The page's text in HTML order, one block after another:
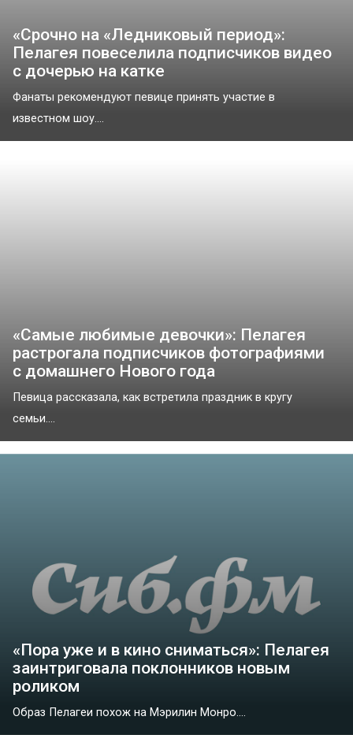
«‎Срочно на «Ледниковый период»:
Пелагея повеселила подписчиков видео
с дочерью на катке
Фанаты рекомендуют певице принять участие в
известном шоу....
«‎Самые любимые девочки»: Пелагея
растрогала подписчиков фотографиями
с домашнего Нового года
Певица рассказала, как встретила праздник в кругу
семьи....
«Пора уже и в кино сниматься»: Пелагея
заинтриговала поклонников новым
роликом
Образ Пелагеи похож на Мэрилин Монро....